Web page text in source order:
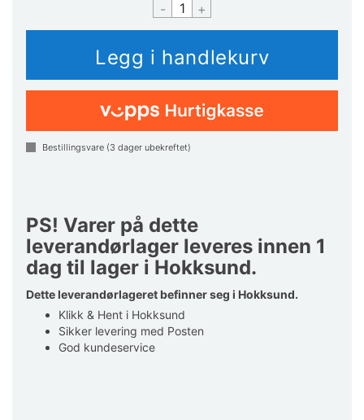
- +
Bestillingsvare (3 dager ubekreftet)
PS! Varer på dette
leverandørlager leveres innen 1
dag til lager i Hokksund.
Dette leverandørlageret befinner seg i Hokksund.
Klikk & Hent i Hokksund
Sikker levering med Posten
God kundeservice